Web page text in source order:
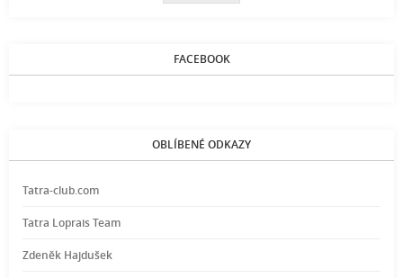
FACEBOOK
OBLÍBENÉ ODKAZY
Tatra-club.com
Tatra Loprais Team
Zdeněk Hajdušek